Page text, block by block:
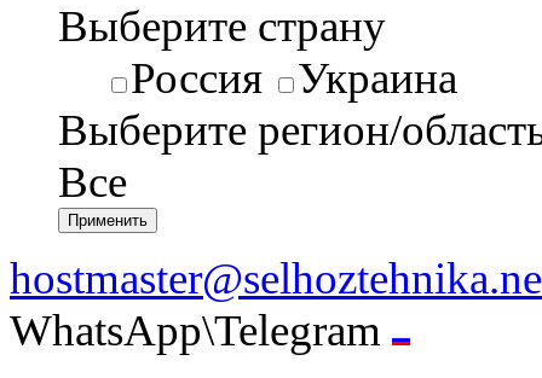
Выберите страну
Россия
Украина
Выберите регион/
Все
WhatsApp\Telegram